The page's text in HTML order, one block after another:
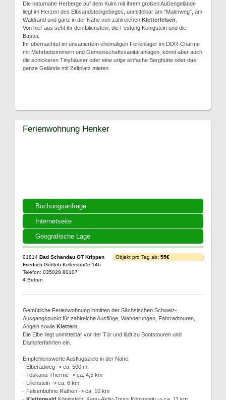
Die naturnahe Herberge auf dem Kulm mit ihrem großen Außengelände
liegt im Herzen des Elbsandsteingebirges, unmittelbar am "Malerweg", am
Waldrand und ganz in der Nähe von zahlreichen Kletterfelsen
Von hier aus seht ihr den Lilienstein, die Festung Königstein und die
Bastei.
Ihr übernachtet im unsaniertem ehemaligen Ferienlager im DDR-Charme
mit Mehrbettzimmern und Gemeinschaftssanitäranlagen, könnt aber auch
die schickeren Tinyhäuser oder eine urige einfache Berghütte oder das
ganze Gelände mit Zeltplatz mieten.
Buchungsanfrage
Internetseite
Geografische Lage
Ferienwohnung Henker
01814 Bad Schandau OT Krippen
Friedrich-Gottlob-Kellerstraße 14b
Telefon: 035028 80107
4 Betten
Objekt pro Tag ab: 55€
Gemütliche Ferienwohnung inmitten der Sächsischen Schweiz-
Ausgangspunkt für zahlreiche Ausflüge, Wanderungen, Fahrradtouren,
Angeln sowie Klettern
Die Elbe liegt unmittelbar vor der Tür und lädt zu Bootstouren und
Dampferfahrten ein.
Empfehlenswerte Ausflugsziele in der Nähe:
- Elberadweg -> ca. 500 m
- Toskana-Therme -> ca. 4,5 km
- Lilienstein -> ca. 6 km
- Felsenbühne Rathen -> ca. 10 km